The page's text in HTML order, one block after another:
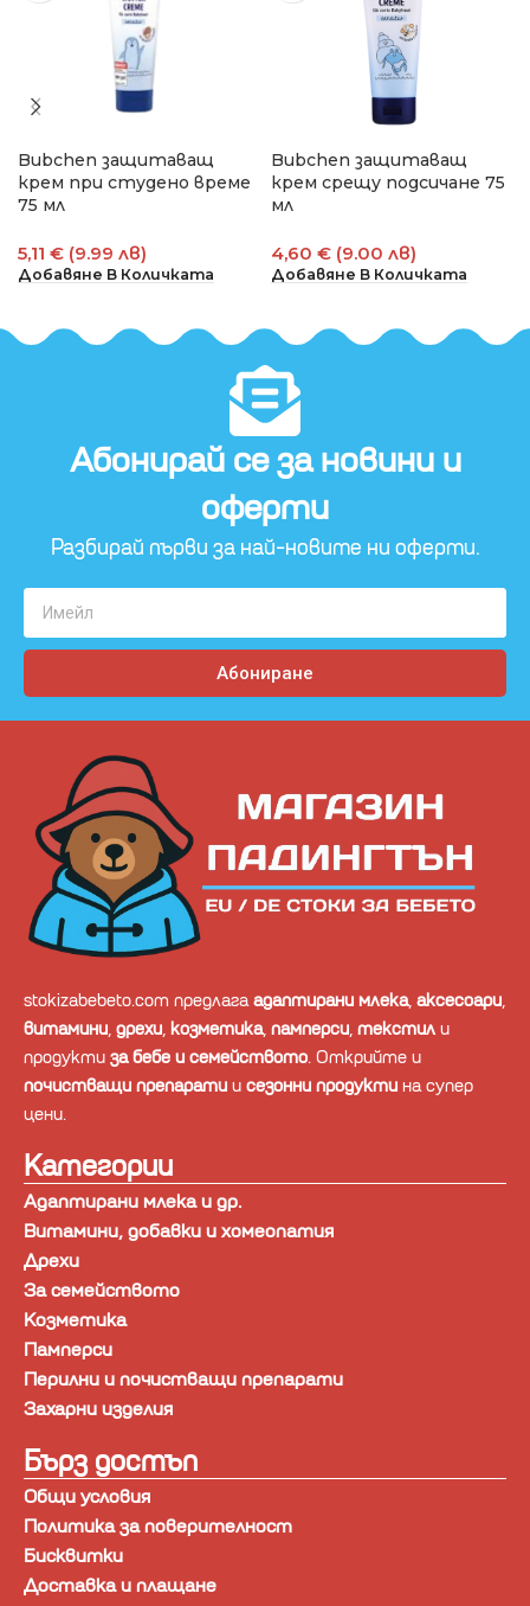
Bubchen защитаващ
крем при студено време
75 мл
5,11 € (9.99 лв)
Добавяне В Количката
Bubchen защитаващ
крем срещу подсичане 75
мл
4,60 € (9.00 лв)
Добавяне В Количката
Абонирай се за новини и
оферти​
Разбирай първи за най-новите ни оферти.
Абониране
stokizabebeto.com предлагаадаптирани млека, аксесоари,
витамини, дрехи, козметика, памперси, текстил и
продукти за бебе и семейството. Открийте и
почистващи препарати и сезонни продукти на супер
цени.
Категории
Адаптирани млека и др.
Витамини, добавки и хомеопатия
Дрехи
За семейството
Козметика
Памперси
Перилни и почистващи препарати
Захарни изделия
Бърз достъп
Общи условия
Политика за поверителност
Бисквитки
Доставка и плащане